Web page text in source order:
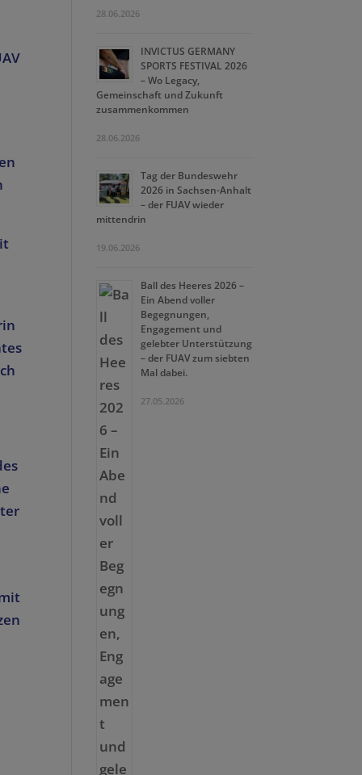
28.06.2026
INVICTUS GERMANY
SPORTS FESTIVAL 2026
– Wo Legacy,
Gemeinschaft und Zukunft
zusammenkommen
28.06.2026
Tag der Bundeswehr
2026 in Sachsen-Anhalt
– der FUAV wieder
mittendrin
19.06.2026
Ball des Heeres 2026 –
Ein Abend voller
Begegnungen,
Engagement und
gelebter Unterstützung
– der FUAV zum siebten
Mal dabei.
27.05.2026